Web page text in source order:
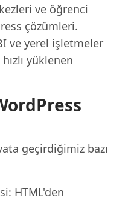
ve öğrenci
çözümleri.
ve yerel işletmeler
yüklenen
geçirdiğimiz bazı
HTML'den